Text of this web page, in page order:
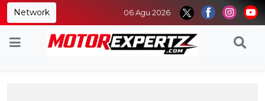
Network 06 Agu 2026